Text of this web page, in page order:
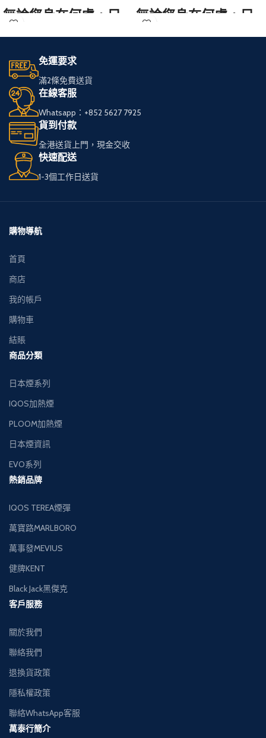
無論您身在何處，只
需訪問我們的網站，
輕鬆選購心儀的免稅
煙。
我們服務全港，送貨
快速可靠，
讓您享受高品質私
煙。
多種品牌和款式供您
選擇，
下單簡便，接受現金
無論您身在何處，只
需訪問我們的網站，
快速可靠，
選擇，
免運要求
滿2條免費送貨
在線客服
Whatsapp：+852 5627 7925
貨到付款
全港送貨上門，現金交收
快速配送
1-3個工作日送貨
購物導航
首頁
商店
我的帳戶
購物車
結賬
商品分類
日本煙系列
IQOS加熱煙
PLOOM加熱煙
日本煙資訊
EVO系列
熱銷品牌
IQOS TEREA煙彈
萬寶路MARLBORO
萬事發MEVIUS
健牌KENT
Black Jack黑傑克
客戶服務
關於我們
聯絡我們
退換貨政策
隱私權政策
聯絡WhatsApp客服
萬泰行簡介